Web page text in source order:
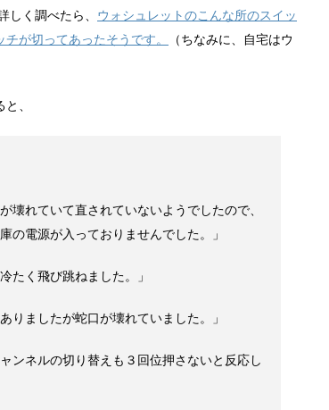
しく調べたら、 ウォシュレットのこんな所のスイッ
が切ってあったそうです。
（ちなみに、自宅はウ
、
壊れていて直されていないようでしたので、
の電源が入っておりませんでした。」
たく飛び跳ねました。」
りましたが蛇口が壊れていました。」
ンネルの切り替えも３回位押さないと反応し